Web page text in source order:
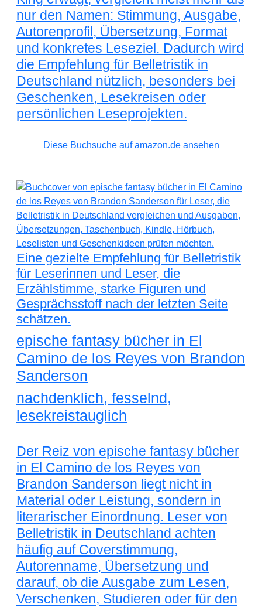
nur den Namen: Stimmung, Ausgabe,
Autorenprofil, Übersetzung, Format
und konkretes Leseziel. Dadurch wird
die Empfehlung für Belletristik in
Deutschland nützlich, besonders bei
Geschenken, Lesekreisen oder
persönlichen Leseprojekten.
Diese Buchsuche auf amazon.de ansehen
Eine gezielte Empfehlung für Belletristik
für Leserinnen und Leser, die
Erzählstimme, starke Figuren und
Gesprächsstoff nach der letzten Seite
schätzen.
epische fantasy bücher in El
Camino de los Reyes von Brandon
Sanderson
nachdenklich, fesselnd,
lesekreistauglich
Der Reiz von epische fantasy bücher
in El Camino de los Reyes von
Brandon Sanderson liegt nicht in
Material oder Leistung, sondern in
literarischer Einordnung. Leser von
Belletristik in Deutschland achten
häufig auf Coverstimmung,
Autorenname, Übersetzung und
darauf, ob die Ausgabe zum Lesen,
Verschenken, Studieren oder für den